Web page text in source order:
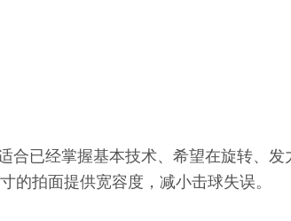
合已经掌握基本技术、希望在旋转、
的拍面提供宽容度，减小击球失误。